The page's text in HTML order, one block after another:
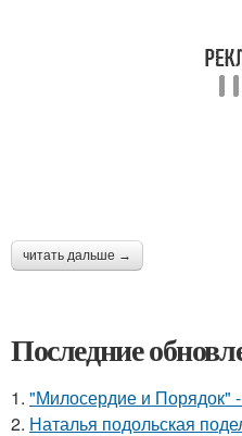
читать дальше →
Последние
1. "Милосердие и Порядок" -
2. Наталья подольская